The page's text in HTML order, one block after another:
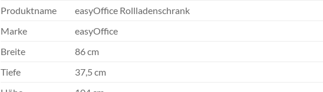
Produktname
easyOffice Rollladenschrank
Marke
easyOffice
Breite
86 cm
Tiefe
37,5 cm